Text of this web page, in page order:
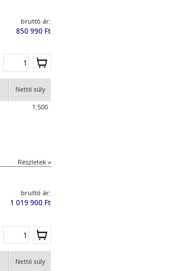
bruttó ár:
850 990 Ft
Nettó súly
1.500
Részletek »
bruttó ár:
1 019 900 Ft
Nettó súly